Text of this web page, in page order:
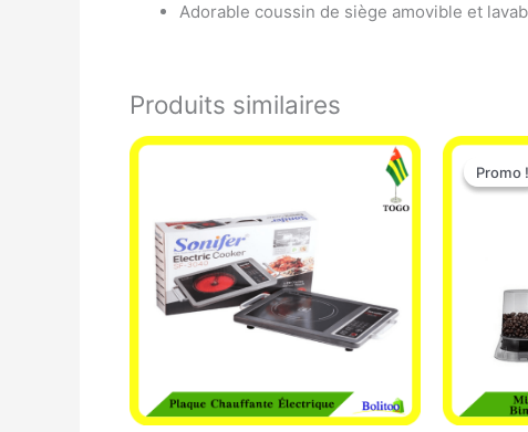
Adorable coussin de siège amovible et
Produits similaires
Promo !
Promo !